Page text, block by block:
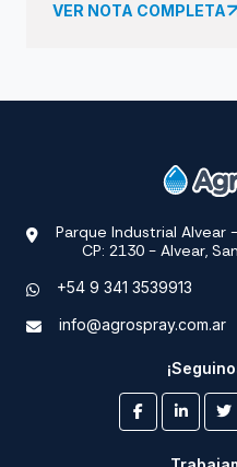
VER NOTA COMPLETA
Parque Industrial Alvear
CP: 2130 - Alvear,
+54 9 341 3539913
info@agrospray.com.ar